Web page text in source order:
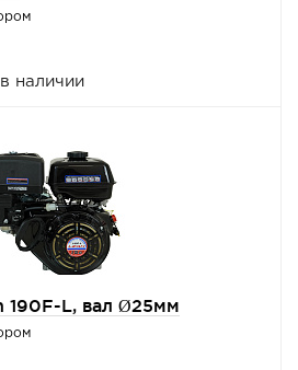
наличии
190F-L, вал Ø25мм